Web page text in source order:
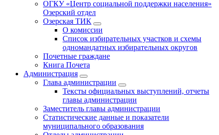
ОГКУ «Центр социальной поддержки населения»
Озерский отдел
Озерская ТИК
О комиссии
Список избирательных участков и схемы
одномандатных избирательных округов
Почетные граждане
Книга Почета
Администрация
Глава администрации
Тексты официальных выступлений, отчеты
главы администрации
Заместитель главы администрации
Статистические данные и показатели
муниципального образования